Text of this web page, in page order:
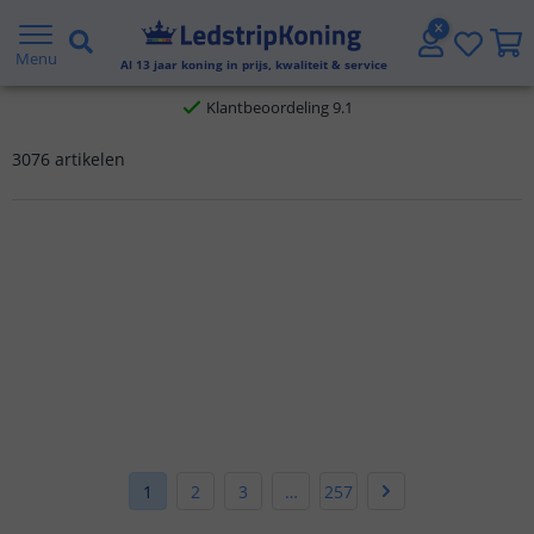
Menu Al 13 jaar koning in prijs, kwaliteit & service
Gratis verzending vanaf € 20,- NL en BE
Klantbeoordeling 9.1
3076 artikelen
1 2 3 … 257